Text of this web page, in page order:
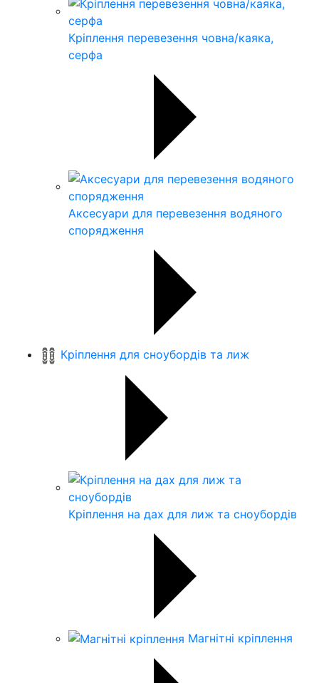
Кріплення перевезення човна/каяка,
серфа
Аксесуари для перевезення водяного
спорядження
Кріплення для сноубордів та лиж
Кріплення на дах для лиж та сноубордів
Магнітні кріплення